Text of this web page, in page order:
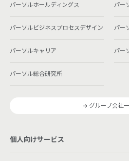
パーソルホールディングス パー
パーソルビジネスプロセスデザイン パー
パーソルキャリア パー
パーソル総合研究所
グループ会社
個人向けサービス